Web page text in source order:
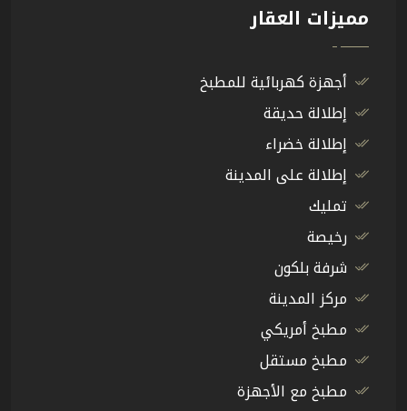
مميزات العقار
أجهزة كهربائية للمطبخ
إطلالة حديقة
إطلالة خضراء
إطلالة على المدينة
تمليك
رخيصة
شرفة بلكون
مركز المدينة
مطبخ أمريكي
مطبخ مستقل
مطبخ مع الأجهزة